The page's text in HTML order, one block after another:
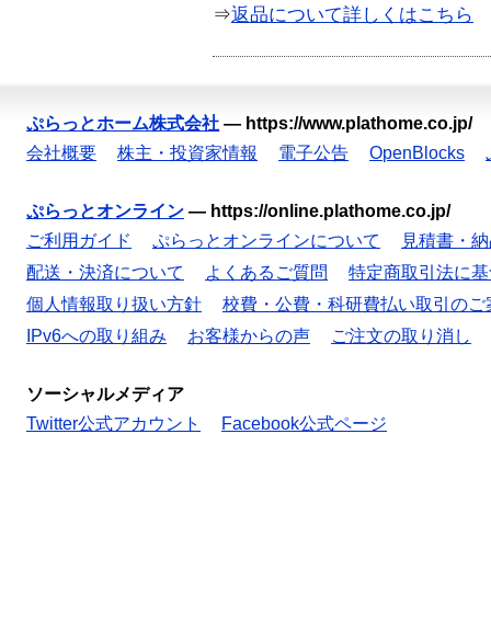
⇒返品について詳しくはこちら
ぷらっとホーム株式会社 — https://www.plathome.co.jp/
会社概要
株主・投資家情報 電子公告 OpenBlocks
ぷらっとオンライン — https://online.plathome.co.jp/
ご利用ガイド
ぷらっとオンラインについて
見積書・
配送・決済について
よくあるご質問
特定商取引法に
個人情報取り扱い方針
校費・公費・科研費払い取引のご
IPv6への取り組み
お客様からの声 ご注文の取り消し
ソーシャルメディア
Twitter公式アカウント
Facebook公式ページ